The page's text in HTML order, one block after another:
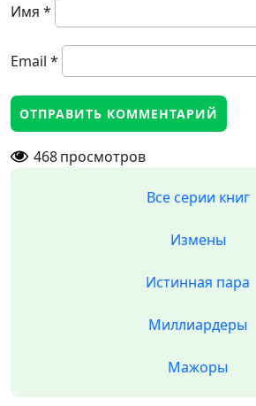
Имя *
Email *
468просмотров
Все серии книг
Измены
Истинная пара
Миллиардеры
Мажоры